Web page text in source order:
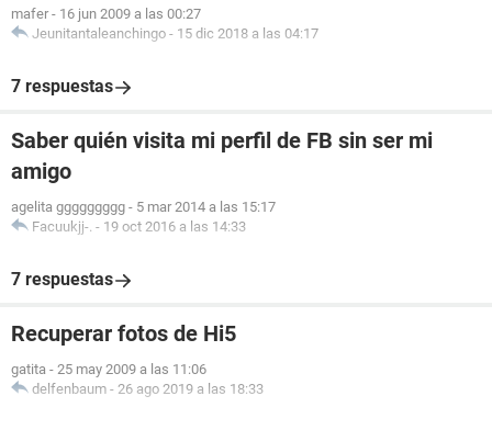
mafer - 16 jun 2009 a las 00:27
Jeunitantaleanchingo - 15 dic 2018 a las 04:17
7 respuestas
Saber quién visita mi perfil de FB sin ser mi
amigo
agelita ggggggggg - 5 mar 2014 a las 15:17
Facuukjj-. - 19 oct 2016 a las 14:33
7 respuestas
Recuperar fotos de Hi5
gatita - 25 may 2009 a las 11:06
delfenbaum - 26 ago 2019 a las 18:33